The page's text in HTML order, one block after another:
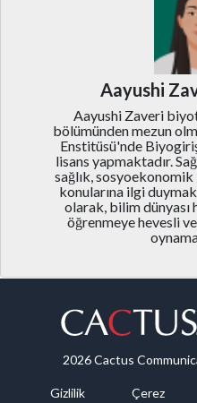
Aayushi
Aayushi Zaveri
bölümünden mezun
Enstitüsü'nde
lisans yapmaktadır.
sağlık, sosyoekonomik
konularına ilgi
olarak, bilim dünyası
öğrenmeye hevesli
2026 Cactus
Gizlilik
Çerez